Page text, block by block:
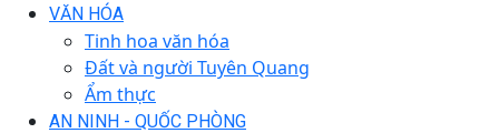
VĂN HÓA
Tinh hoa văn hóa
Đất và người Tuyên Quang
Ẩm thực
AN NINH - QUỐC PHÒNG